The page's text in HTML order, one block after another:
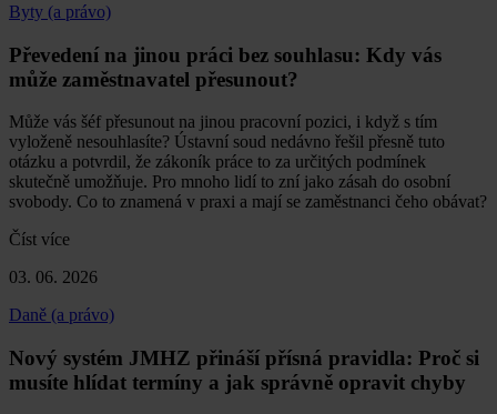
Byty (a právo)
Převedení na jinou práci bez souhlasu: Kdy vás
může zaměstnavatel přesunout?
Může vás šéf přesunout na jinou pracovní pozici, i když s tím
vyloženě nesouhlasíte? Ústavní soud nedávno řešil přesně tuto
otázku a potvrdil, že zákoník práce to za určitých podmínek
skutečně umožňuje. Pro mnoho lidí to zní jako zásah do osobní
svobody. Co to znamená v praxi a mají se zaměstnanci čeho obávat?
Číst více
03. 06. 2026
Daně (a právo)
Nový systém JMHZ přináší přísná pravidla: Proč si
musíte hlídat termíny a jak správně opravit chyby